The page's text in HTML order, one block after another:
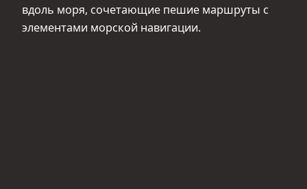
вдоль моря, сочетающие пешие маршруты с
элементами морской навигации.